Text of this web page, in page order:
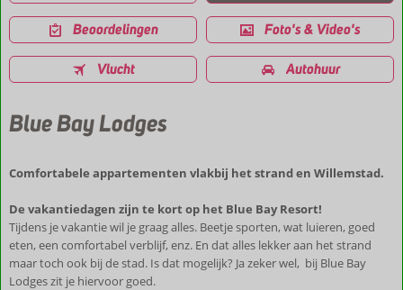
Beoordelingen Foto's & Video's
Vlucht Autohuur
Blue Bay Lodges
Comfortabele appartementen vlakbij het strand en Willemstad.
De vakantiedagen zijn te kort op het Blue Bay Resort!
Tijdens je vakantie wil je graag alles. Beetje sporten, wat luieren, goed
eten, een comfortabel verblijf, enz. En dat alles lekker aan het strand
maar toch ook bij de stad. Is dat mogelijk? Ja zeker wel, bij Blue Bay
Lodges zit je hiervoor goed.